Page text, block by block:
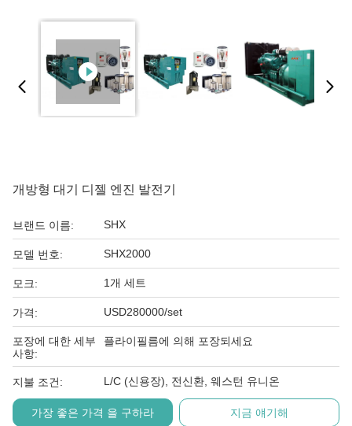
개방형 대기 디젤 엔진 발전기
브랜드 이름: SHX
모델 번호: SHX2000
모크: 1개 세트
가격: USD280000/set
포장에 대한 세부
사항:
플라이필름에 의해 포장되세요
지불 조건: L/C (신용장), 전신환, 웨스턴 유니온
가장 좋은 가격 을 구하라 지금 얘기해